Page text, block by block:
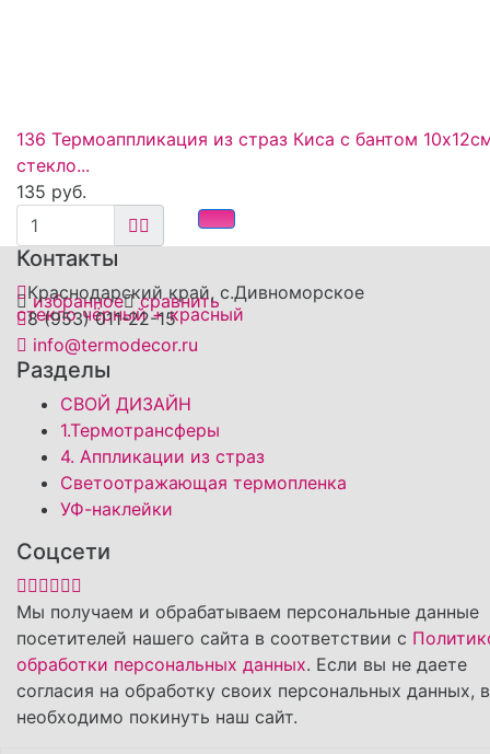
избранное сравнить
136 Термоаппликация из страз Киса с бантом
стекло...
135 руб.
Контакты
Краснодарский край, с.Дивноморское
8 (953) 011-22-15
info@termodecor.ru
Разделы
СВОЙ ДИЗАЙН
1.Термотрансферы
4. Аппликации из страз
Светоотражающая термопленка
УФ-наклейки
Соцсети
Мы получаем и обрабатываем персональные данные
посетителей нашего сайта в соответствии с
обработки персональных данных. Если вы не даете
согласия на обработку своих персональных данных,
необходимо покинуть наш сайт.